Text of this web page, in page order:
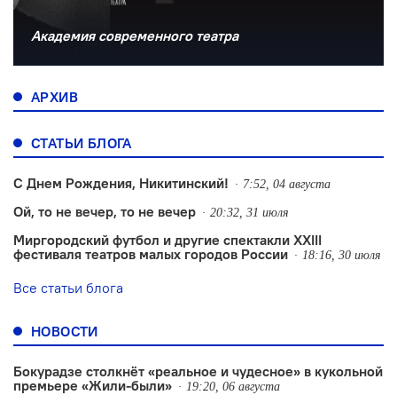
Академия современного театра
АРХИВ
СТАТЬИ БЛОГА
С Днем Рождения, Никитинский! 7:52, 04 августа
Ой, то не вечер, то не вечер 20:32, 31 июля
Миргородский футбол и другие спектакли XXIII
фестиваля театров малых городов России
18:16, 30 июля
Все статьи блога
НОВОСТИ
Бокурадзе столкнëт «реальное и чудесное» в кукольной
премьере «Жили-были»
19:20, 06 августа